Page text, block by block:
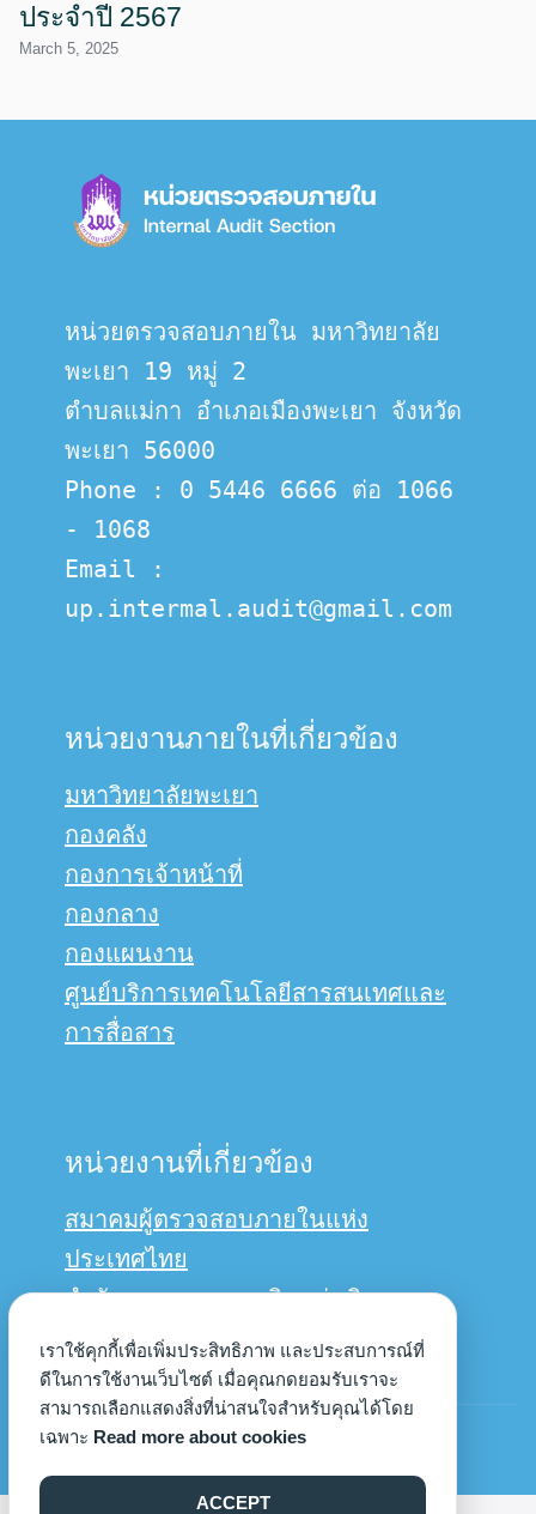
ประจำปี 2567
March 5, 2025
หน่วยตรวจสอบภายใน มหาวิทยาลัย
พะเยา 19 หมู่ 2
ตำบลแม่กา อำเภอเมืองพะเยา จังหวัด
พะเยา 56000
Phone : 0 5446 6666 ต่อ 1066
- 1068
Email :
up.intermal.audit@gmail.com
หน่วยงานภายในที่เกี่ยวข้อง
มหาวิทยาลัยพะเยา
กองคลัง
กองการเจ้าหน้าที่
กองกลาง
กองแผนงาน
ศูนย์บริการเทคโนโลยีสารสนเทศและ
การสื่อสาร
หน่วยงานที่เกี่ยวข้อง
สมาคมผู้ตรวจสอบภายในแห่ง
ประเทศไทย
สำนักงานการตรวจเงินแผ่นดิน
กรมบัญชีกลาง
© Copyright 2022us
เราใช้คุกกี้เพื่อเพิ่มประสิทธิภาพ และประสบการณ์ที่
ดีในการใช้งานเว็บไซต์ เมื่อคุณกดยอมรับเราจะ
สามารถเลือกแสดงสิ่งที่น่าสนใจสำหรับคุณได้โดย
เฉพาะ Read more about cookies
ACCEPT